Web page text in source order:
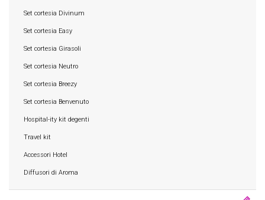
Set cortesia Divinum
Set cortesia Easy
Set cortesia Girasoli
Set cortesia Neutro
Set cortesia Breezy
Set cortesia Benvenuto
Hospital-ity kit degenti
Travel kit
Accessori Hotel
Diffusori di Aroma